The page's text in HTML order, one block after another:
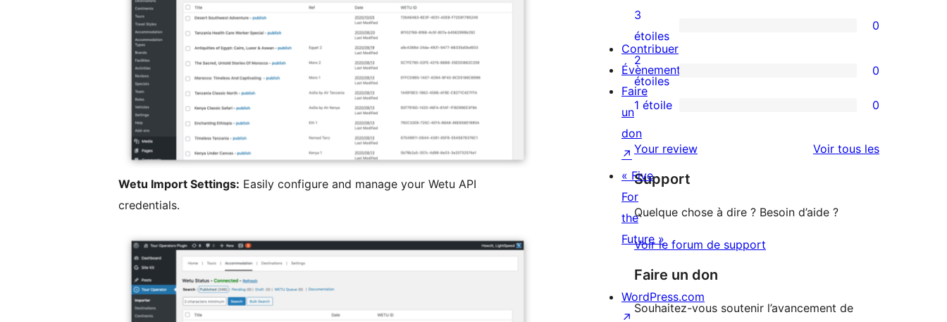
Wetu Import Settings: Easily configure and manage your Wetu API
credentials.
5
étoile
avis
à
4
étoile
0
avis
à
3
étoile
3
étoiles
0
0
avis
à
2
2
étoiles
0
0
avis
à
1
étoile
1 étoile 0
Your review Voir tous lesavis
Support
Quelque chose à dire ? Besoin d’aide ?
Voir le forum de support
Faire un don
Souhaitez-vous soutenir l’avancement de
Contribuer
Évènements
Faire
un
don
↗
« Five
For
the
Future »
WordPress.com
↗